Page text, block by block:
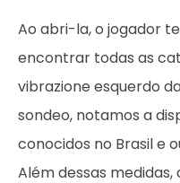
Ao abri-la, o jogador
encontrar todas as
vibrazione esquerdo
sondeo, notamos a
conocidos no Brasil e
Além dessas medidas,